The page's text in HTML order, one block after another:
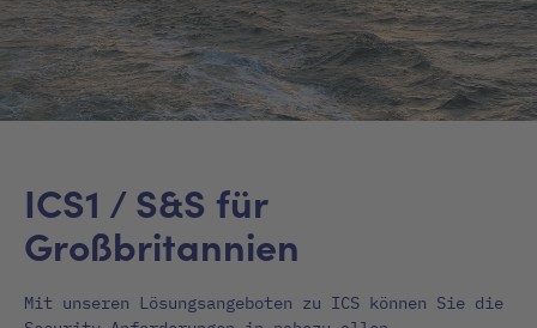
ICS1 / S&S für
Großbritannien
Mit unseren Lösungsangeboten zu ICS können Sie die